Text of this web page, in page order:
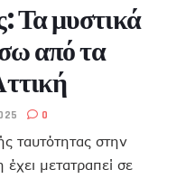
Τα μυστικά
από τα
0
ταυτότητας στην
μετατραπεί σε